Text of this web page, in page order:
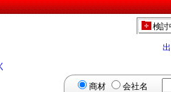
検討
商材 会社名